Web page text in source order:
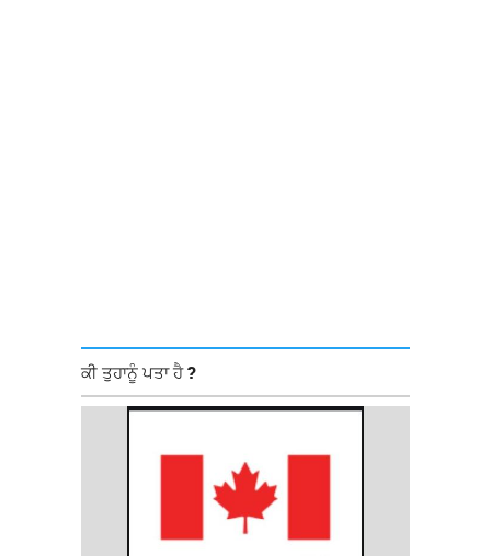
ਕੀ ਤੁਹਾਨੂੰ ਪਤਾ ਹੈ ?